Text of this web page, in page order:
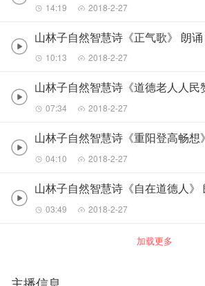
14:19 2018-2-27
山林子自然智慧诗《正气歌》 朗
10:13 2018-2-27
07:34 2018-2-27
04:10 2018-2-27
03:49 2018-2-27
加载更多